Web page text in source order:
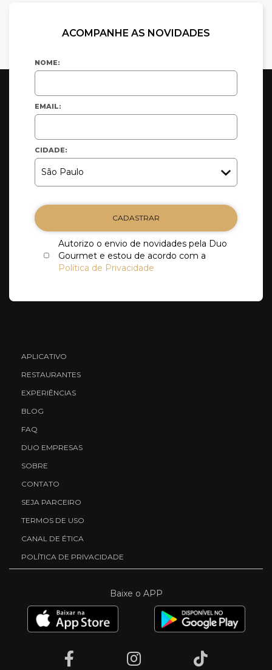
ACOMPANHE AS NOVIDADES
NOME:
EMAIL:
CIDADE:
CADASTRAR
Autorizo o envio de novidades pela Duo
Gourmet e estou de acordo com a
Política de Privacidade
APLICATIVO
RESTAURANTES
EXPERIÊNCIAS
BLOG
FAQ
DUO EMPRESAS
SOBRE
CONTATO
SEJA PARCEIRO
TERMOS DE USO
CANAL DE ÉTICA
POLÍTICA DE PRIVACIDADE
Baixe o APP